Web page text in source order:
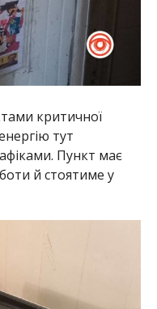
критичної
тут
Пункт має
й стоятиме у